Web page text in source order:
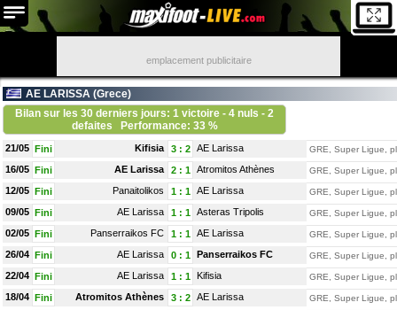
emplacement publicitaire
AE LARISSA (Grece)
Bilan sur les 30 derniers jours: 1 victoire - 4 nuls - 2
defaites
Performance: 33 %
21/05 Fini Kifisia 3: 2 AE Larissa GRE, Super Ligue,
16/05 Fini AE Larissa 2: 1 Atromitos Athènes GRE, Super Ligue,
12/05 Fini Panaitolikos 1: 1 AE Larissa GRE, Super Ligue,
09/05 Fini AE Larissa 1: 1 Asteras Tripolis GRE, Super Ligue,
02/05 Fini Panserraikos FC 1: 1 AE Larissa GRE, Super Ligue,
26/04 Fini AE Larissa 0: 1 Panserraikos FC GRE, Super Ligue,
22/04 Fini AE Larissa 1: 1 Kifisia GRE, Super Ligue,
18/04 Fini Atromitos Athènes 3: 2 AE Larissa GRE, Super Ligue,